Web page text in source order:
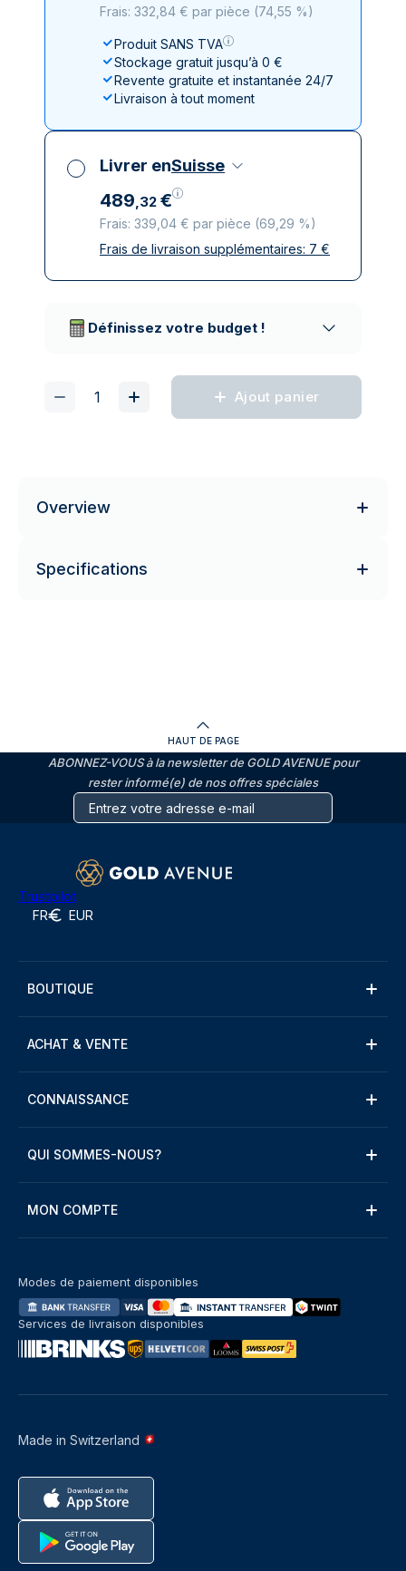
Frais: 332,84 € par pièce (74,55 %)
Produit SANS TVA
Stockage gratuit jusqu’à 0 €
Revente gratuite et instantanée 24/7
Livraison à tout moment
Livrer enSuisse
489,32 €
Frais: 339,04 € par pièce (69,29 %)
Toutes taxes comprises
Frais de livraison supplémentaires: 7 €
Définissez votre budget !
Ajout panier
Overview
Specifications
HAUT DE PAGE
ABONNEZ-VOUS à la newsletter de GOLD AVENUE pour
rester informé(e) de nos offres spéciales
Trustpilot
FR EUR
BOUTIQUE
ACHAT & VENTE
CONNAISSANCE
QUI SOMMES-NOUS?
MON COMPTE
Made in Switzerland
Modes de paiement disponibles
Services de livraison disponibles